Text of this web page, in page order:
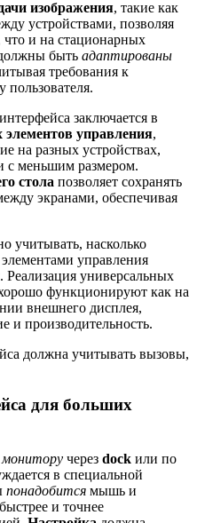
изображения, такие как
устройствами, позволяя
что и на стационарных
быть адаптированы
требования к
пользователя.
заключается в
элементов управления,
на разных устройствах,
с меньшим размером.
стола позволяет сохранять
экранами, обеспечивая
учитывать, насколько
управления
универсальных
функционируют как на
внешнего дисплея,
и производительность.
должна учитывать вызовы,
для больших
монитору через dock или по
в специальной
понадобится мышь и
и точнее